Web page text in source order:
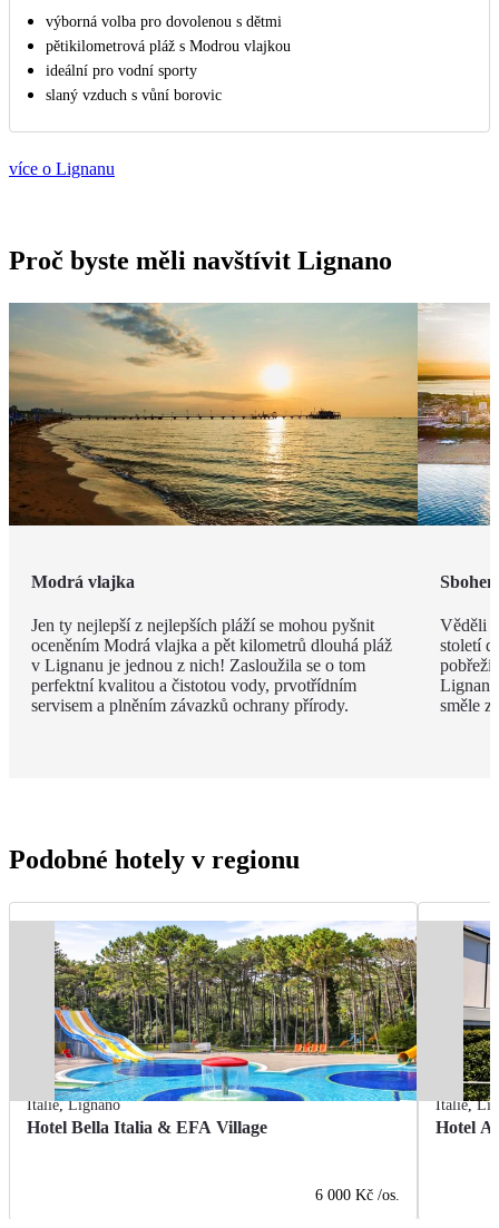
výborná volba pro dovolenou s dětmi
pětikilometrová pláž s Modrou vlajkou
ideální pro vodní sporty
slaný vzduch s vůní borovic
více o Lignanu
Proč byste měli navštívit Lignano
Modrá vlajka
Jen ty nejlepší z nejlepších pláží se mohou pyšnit
oceněním Modrá vlajka a pět kilometrů dlouhá pláž
v Lignanu je jednou z nich! Zasloužila se o tom
perfektní kvalitou a čistotou vody, prvotřídním
servisem a plněním závazků ochrany přírody.
Věděli
století
pobřeží
směle
Podobné hotely v regionu
Itálie,Lignano
Hotel Bella Italia & EFA Village
6 000 Kč /os.
Itálie,
Hotel